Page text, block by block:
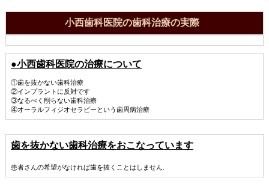
小西歯科医院の歯科治療の実際
●小西歯科医院の治療について
①歯を抜かない歯科治療
②インプラントに反対です
③なるべく削らない歯科治療
④オーラルフィジオセラピーという歯周病治療
歯を抜かない歯科治療をおこなっています
患者さんの希望がなければ歯を抜くことはしません.